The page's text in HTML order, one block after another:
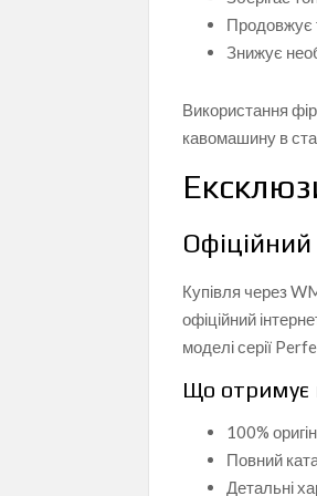
Продовжує
Знижує
Використання
кавомашину в
Офіційний
Купівля через
офіційний
моделі серії
Що отримує
100%
Повний
Детальні